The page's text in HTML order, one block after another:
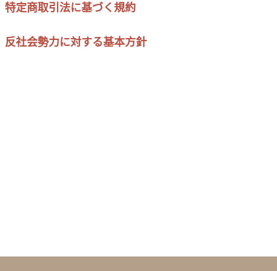
特定商取引法に基づく規約
反社会勢力に対する基本方針